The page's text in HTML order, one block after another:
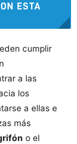
ESTA
cumplir
a las
los
a ellas e
más
o el